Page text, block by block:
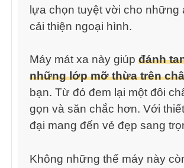
lựa chọn tuyệt vời cho những
cải thiện ngoại hình.
Máy mát xa này giúp đánh
những lớp mỡ thừa trên
bạn. Từ đó đem lại một đôi
gọn và săn chắc hơn. Với
đại mang đến vẻ đẹp sang
Không những thế máy này